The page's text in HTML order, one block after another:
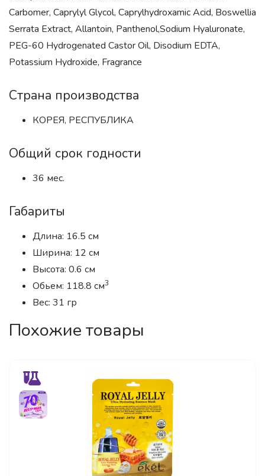
Carbomer, Caprylyl Glycol, Caprylhydroxamic Acid, Boswellia
Serrata Extract, Allantoin, Panthenol,Sodium Hyaluronate,
PEG-60 Hydrogenated Castor Oil, Disodium EDTA,
Potassium Hydroxide, Fragrance
Страна производства
КОРЕЯ, РЕСПУБЛИКА
Общий срок годности
36 мес.
Габариты
Длина: 16.5 см
Ширина: 12 см
Высота: 0.6 см
Обьем: 118.8 см3
Вес: 31 гр
Похожие товары